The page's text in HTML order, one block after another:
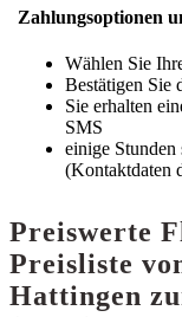
Zahlungsoptionen
Wählen Sie
Bestätigen Sie
Sie erhalten
SMS
einige Stunden
(Kontaktdaten
Preiswerte
Preisliste
Hattingen